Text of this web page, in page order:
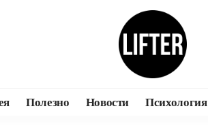
Полезно Новости Психология